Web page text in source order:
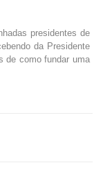
presidentes de
da Presidente
de como fundar uma